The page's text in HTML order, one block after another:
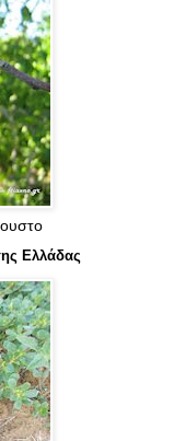
Ελλάδας